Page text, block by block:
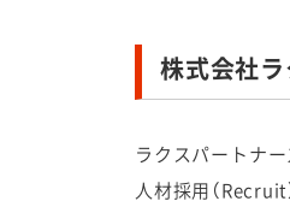
株式会社
ラクスパートナ
人材採用（